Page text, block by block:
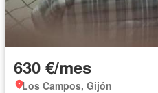
630 €/mes
Los Campos, Gijón